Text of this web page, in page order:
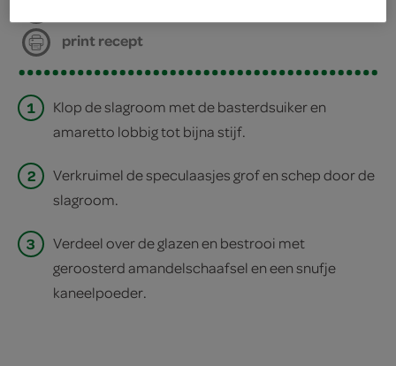
print recept
1
Klop de slagroom met de basterdsuiker en
amaretto lobbig tot bijna stijf.
2
Verkruimel de speculaasjes grof en schep door de
slagroom.
3
Verdeel over de glazen en bestrooi met
geroosterd amandelschaafsel en een snufje
kaneelpoeder.